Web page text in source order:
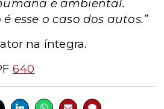
e ambiental.
esse o caso dos autos.”
na íntegra.
640